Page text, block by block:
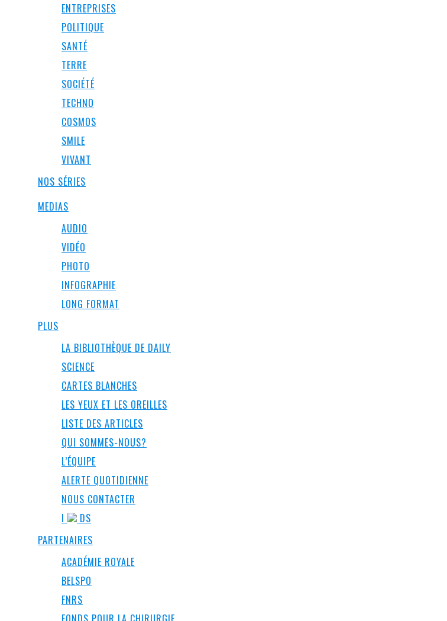
ENTREPRISES
POLITIQUE
SANTÉ
TERRE
SOCIÉTÉ
TECHNO
COSMOS
SMILE
VIVANT
NOS SÉRIES
MEDIAS
AUDIO
VIDÉO
PHOTO
INFOGRAPHIE
LONG FORMAT
PLUS
LA BIBLIOTHÈQUE DE DAILY
SCIENCE
CARTES BLANCHES
LES YEUX ET LES OREILLES
LISTE DES ARTICLES
QUI SOMMES-NOUS?
L’ÉQUIPE
ALERTE QUOTIDIENNE
NOUS CONTACTER
I
DS
PARTENAIRES
ACADÉMIE ROYALE
BELSPO
FNRS